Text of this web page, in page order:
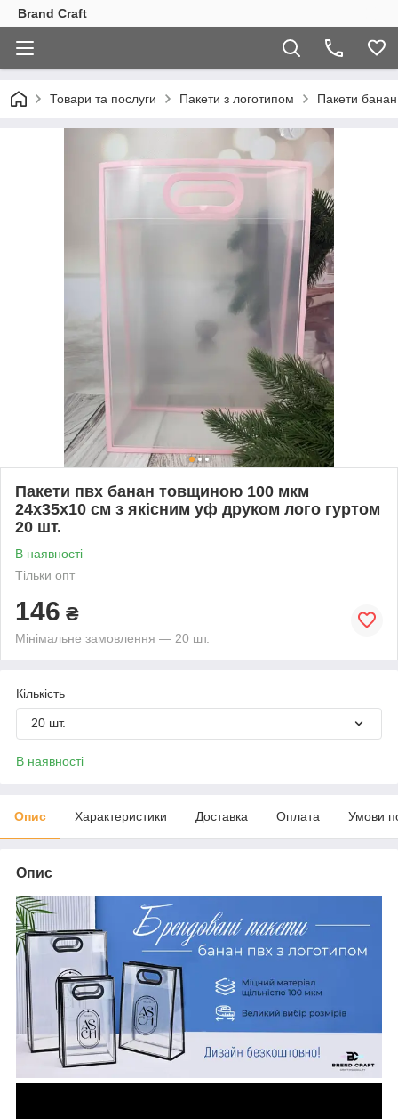
Brand Craft
Товари та послуги Пакети з логотипом Пакети банан
Пакети пвх банан товщиною 100 мкм
24х35х10 см з якісним уф друком лого гуртом
20 шт.
В наявності
Тільки опт
146 ₴
Мінімальне замовлення — 20 шт.
Кількість
20 шт.
В наявності
Опис Характеристики Доставка Оплата Умови
Опис